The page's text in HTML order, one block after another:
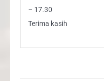
– 17.30
Terima kasih